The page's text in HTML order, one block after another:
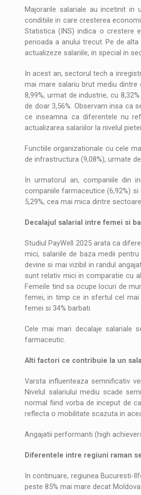
Majorarile salariale au incetinit
conditiile in care cresterea
Statistica (INS) indica o crestere
perioada a anului trecut. Pe de
actualizeze salariile, in special in
In acest an, sectorul tech a
mai mare salariu brut mediu
8,99%, urmat de industrie, cu
de doar 3,56%. Observam insa ca
ce inseamna ca diferentele nu
actualizarea salariilor la nivelul
Functiile organizationale cu cele
de infrastructura (9,08%), urmate
In urmatorul an, companiile din
companiile farmaceutice (6,92%)
5,29%, cea mai mica dintre
Decalajul salarial intre femei si
Studiul PayWell 2025 arata ca
mici, salariile de baza medii
devine si mai vizibil in randul
sunt relativ mici in comparatie cu
Femeile tind sa ocupe locuri de
femei, in timp ce in sfertul cel mai
femei si 34% barbati.
Cele mai mari decalaje salariale
farmaceutic.
Alti factori ce contribuie la un
Varsta influenteaza semnificativ
Nivelul salariului mediu scade
normal fiind vorba de inceput de
reflecta o mobilitate scazuta in
Angajatii performanti (high
Diferentele intre regiuni raman
In continuare, regiunea Bucuresti-
peste 85% mai mare decat